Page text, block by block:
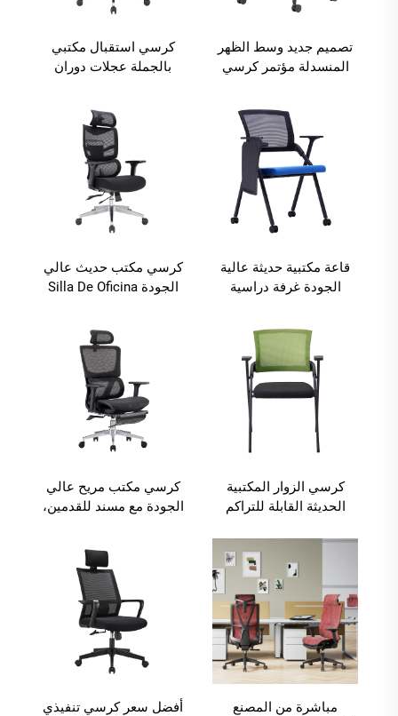
تصميم جديد وسط الظهر
المنسدلة مؤتمر كرسي
لوحة الكتابة
كرسي استقبال مكتبي
بالجملة عجلات دوران
مكتب تنفيذي للمعلم
والبالغين
قاعة مكتبية حديثة عالية
الجودة غرفة دراسية
طيّة للطلاب مقاعد تدريبية
مع لوحة لوحة
كرسي مكتب حديث عالي
الجودة Silla De Oficina
إر곤ومي للكبار، كرسي
مدير دوار لطاولة المكتب،
كراسي مكتبية من الشبكة
كرسي الزوار المكتبية
الحديثة القابلة للتراكم
كرسي مكتب مريح عالي
الجودة مع مسند للقدمين،
مكتب من القماش المريح
مع مسند للقدمين
مباشرة من المصنع
أفضل سعر كرسي تنفيذي